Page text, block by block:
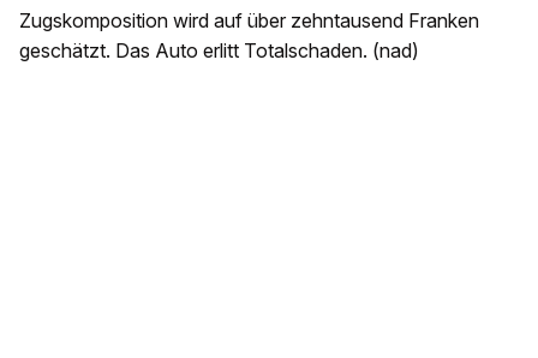
Zugskomposition wird auf über zehntausend Franken
geschätzt. Das Auto erlitt Totalschaden. (nad)